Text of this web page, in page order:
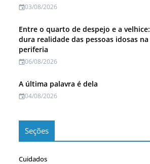
03/08/2026
Entre o quarto de despejo e a velhice:
dura realidade das pessoas idosas na
periferia
06/08/2026
A última palavra é dela
04/08/2026
Seções
Cuidados